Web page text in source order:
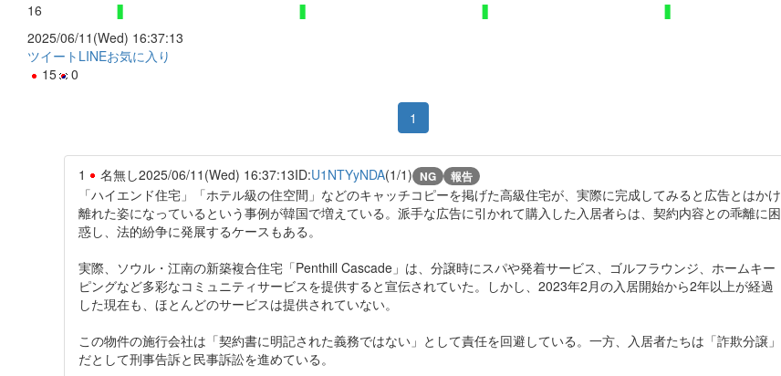
16
2025/06/11(Wed) 16:37:13
ツイート LINEお気に入り
15
0
1
1 名無し2025/06/11(Wed) 16:37:13ID:U1NTYyNDA(1/1) NG 報告
「ハイエンド住宅」「ホテル級の住空間」などのキャッチコピーを掲げた高級住宅が、実際に完成してみると広告とはかけ
離れた姿になっているという事例が韓国で増えている。派手な広告に引かれて購入した入居者らは、契約内容との乖離に困
惑し、法的紛争に発展するケースもある。
実際、ソウル・江南の新築複合住宅「Penthill Cascade」は、分譲時にスパや発着サービス、ゴルフラウンジ、ホームキー
ピングなど多彩なコミュニティサービスを提供すると宣伝されていた。しかし、2023年2月の入居開始から2年以上が経過
した現在も、ほとんどのサービスは提供されていない。
この物件の施行会社は「契約書に明記された義務ではない」として責任を回避している。一方、入居者たちは「詐欺分譲」
だとして刑事告訴と民事訴訟を進めている。